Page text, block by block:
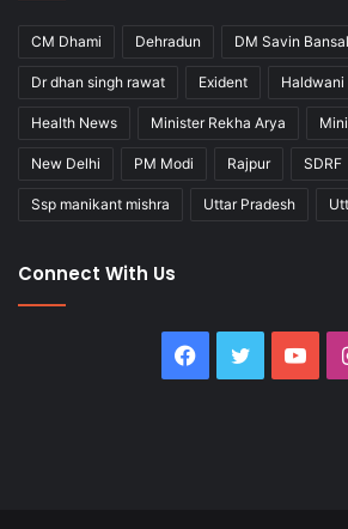
CM Dhami Dehradun DM Savin Bansal
Dr dhan singh rawat Exident Haldwani
Health News Minister Rekha Arya
New Delhi PM Modi Rajpur SDRF
Ssp manikant mishra Uttar Pradesh
Connect With Us
Facebook
Twitter